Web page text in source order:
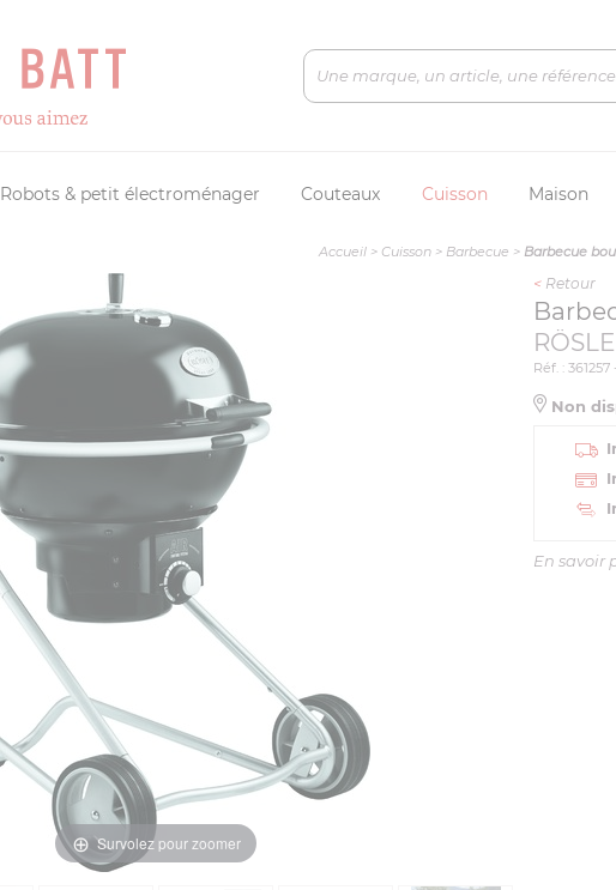
Robots & petit électroménager Couteaux Cuisson Maison
Accueil> Cuisson> Barbecue > Barbecue
Survolez pour zoomer
< Retour
RÖSLE
Réf. :
Non
En savoir